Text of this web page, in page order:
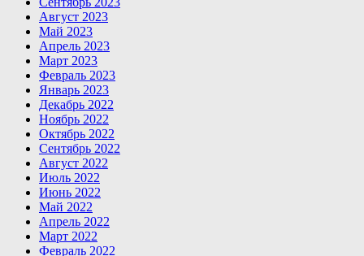
Август 2023
Май 2023
Апрель 2023
Март 2023
Февраль 2023
Январь 2023
Декабрь 2022
Ноябрь 2022
Октябрь 2022
Сентябрь 2022
Август 2022
Июль 2022
Июнь 2022
Май 2022
Апрель 2022
Март 2022
Февраль 2022